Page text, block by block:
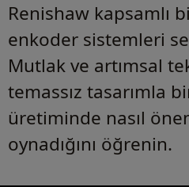
Renishaw kapsamlı
enkoder sistemleri
Mutlak ve artımsal
temassız tasarımla
üretiminde nasıl
oynadığını öğrenin.